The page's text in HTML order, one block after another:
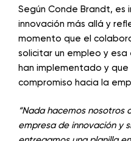
Según Conde Brandt,
innovación más allá y
momento que el
solicitar un empleo y
han implementado y
compromiso hacia la
“Nada hacemos nosotros
empresa de innovación y